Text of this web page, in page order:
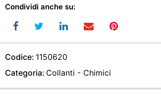
Condividi anche su:
Codice: 1150620
Categoria: Collanti - Chimici